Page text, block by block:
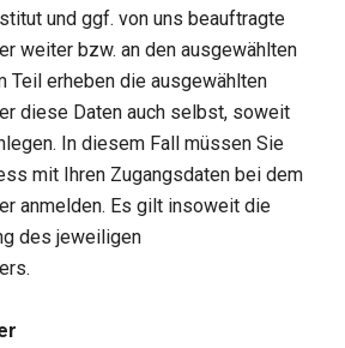
und ggf. von uns beauftragte
weiter bzw. an den ausgewählten
Teil erheben die ausgewählten
diese Daten auch selbst, soweit
In diesem Fall müssen Sie
mit Ihren Zugangsdaten bei dem
anmelden. Es gilt insoweit die
des jeweiligen